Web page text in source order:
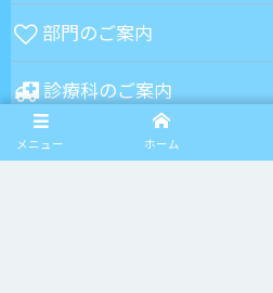
部門のご案内
診療科のご案内
交通
メニュー ホーム